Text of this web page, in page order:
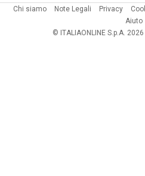
Chi siamo Note Legali Privacy
Aiuto
© ITALIAONLINE S.p.A.